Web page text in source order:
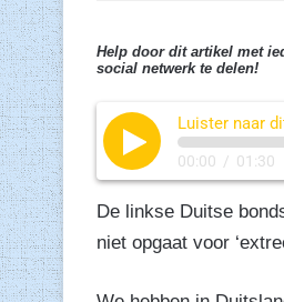
Help door dit artikel met
social netwerk te delen!
Luister naar
00:00 / 01:30
De linkse Duitse
niet opgaat voor